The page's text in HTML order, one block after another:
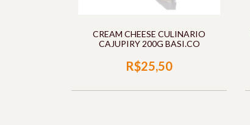
CREAM CHEESE CULINARIO
CAJUPIRY 200G BASI.CO
R$25,50